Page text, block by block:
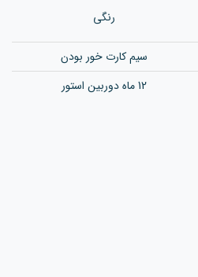
رنگی
سیم کارت خور بودن
12 ماه دوربین استور